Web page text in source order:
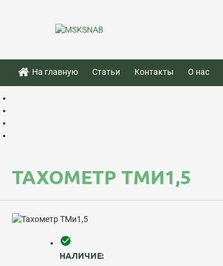
На главную Статьи Контакты О нас
ТАХОМЕТР ТМИ1,5
НАЛИЧИЕ: